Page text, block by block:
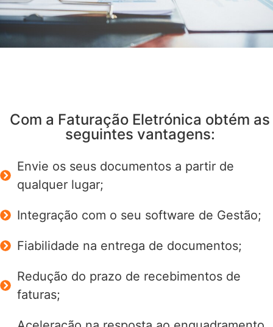
Com a Faturação Eletrónica obtém as
seguintes vantagens:
Envie os seus documentos a partir de
qualquer lugar;
Integração com o seu software de Gestão;
Fiabilidade na entrega de documentos;
Redução do prazo de recebimentos de
faturas;